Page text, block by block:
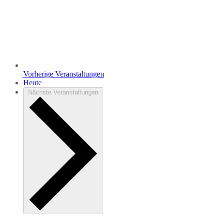
Vorherige Veranstaltungen
Heute
Nächste Veranstaltungen